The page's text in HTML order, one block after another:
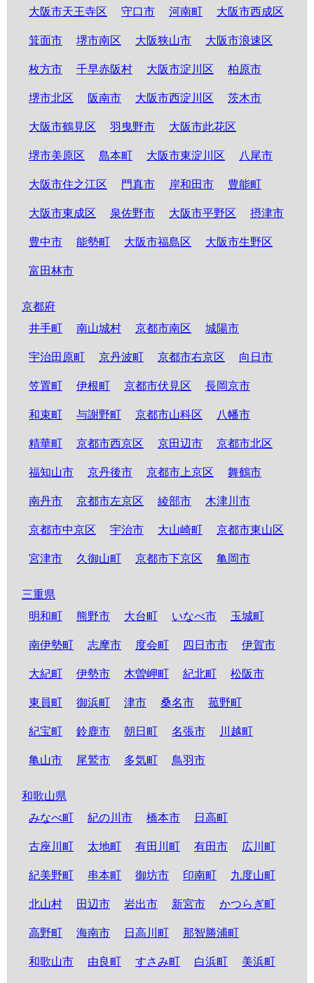
大阪市天王寺区 守口市 河南町 大阪市西成区
箕面市 堺市南区 大阪狭山市 大阪市浪速区
枚方市 千早赤阪村 大阪市淀川区 柏原市
堺市北区 阪南市 大阪市西淀川区 茨木市
大阪市鶴見区 羽曳野市 大阪市此花区
堺市美原区 島本町 大阪市東淀川区 八尾市
大阪市住之江区 門真市 岸和田市 豊能町
大阪市東成区 泉佐野市 大阪市平野区 摂津市
豊中市 能勢町 大阪市福島区 大阪市生野区
富田林市
京都府
井手町
南山城村 京都市南区 城陽市
宇治田原町 京丹波町 京都市右京区 向日市
笠置町 伊根町 京都市伏見区 長岡京市
和束町 与謝野町 京都市山科区 八幡市
精華町 京都市西京区 京田辺市 京都市北区
福知山市 京丹後市 京都市上京区 舞鶴市
南丹市 京都市左京区 綾部市 木津川市
京都市中京区 宇治市 大山崎町 京都市東山区
宮津市 久御山町 京都市下京区 亀岡市
三重県
明和町
熊野市 大台町 いなべ市 玉城町
南伊勢町 志摩市 度会町 四日市市 伊賀市
大紀町 伊勢市 木曽岬町 紀北町 松阪市
東員町 御浜町 津市 桑名市 菰野町
紀宝町 鈴鹿市 朝日町 名張市 川越町
亀山市 尾鷲市 多気町 鳥羽市
和歌山県
みなべ町
紀の川市 橋本市 日高町
古座川町 太地町 有田川町 有田市 広川町
紀美野町 串本町 御坊市 印南町 九度山町
北山村 田辺市 岩出市 新宮市 かつらぎ町
高野町 海南市 日高川町 那智勝浦町
和歌山市 由良町 すさみ町 白浜町 美浜町